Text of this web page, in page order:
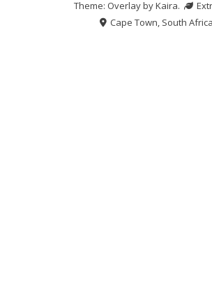
Theme: Overlay byKaira.
Cape Town, South Africa